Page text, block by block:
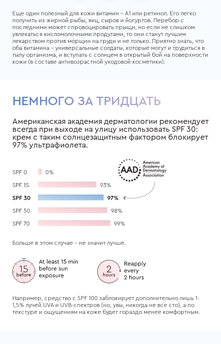
Еще один полезный для кожи витамин – А1 или ретинол. Его легко
получить из жирной рыбы, яиц, сыров и йогуртов. Перебор с
последними может спровоцировать прыщи, но если не слишком
увлекаться кисломолочными продутами, то они станут лучшим
лекарством против морщин на груди и не только. Приятно знать, что
оба витамина – универсальные солдаты, которые могут и трудиться в
тылу организма, и вступать с солнцем в открытый бой на поверхности
кожи (в составе антивозрастной уходовой косметики).
НЕМНОГО ЗА ТРИДЦАТЬ
Американская академия дерматологии рекомендует
всегда при выходе на улицу использовать SPF 30:
крем с таким солнцезащитным фактором блокирует
97% ультрафиолета.
Больше в этом случае – не значит лучше.
Например, средство с SPF 100 заблокирует дополнительно лишь 1-
1,5% лучей UVA и UVB-спектров (но, увы, никогда не все сто), а по
текстуре и ощущениям на коже будет гораздо менее комфортным.